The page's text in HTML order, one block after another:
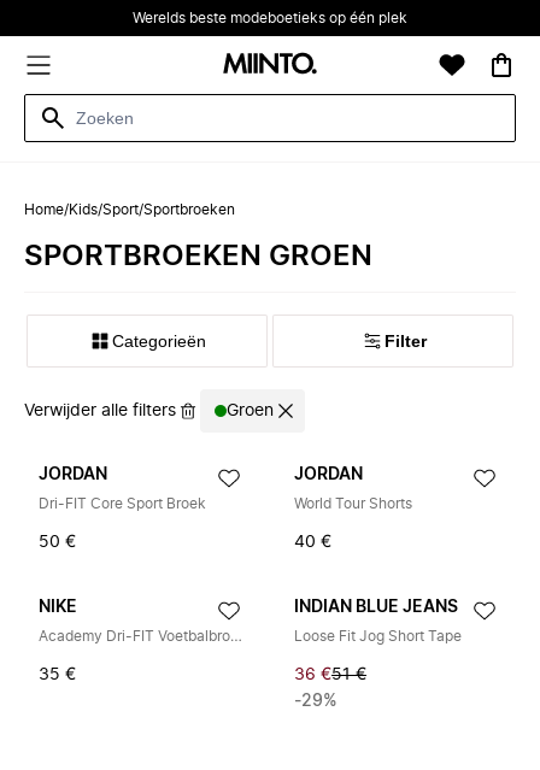
Werelds beste modeboetieks op één plek
Home/Kids/Sport/Sportbroeken
SPORTBROEKEN GROEN
Categorieën Filter
Verwijder alle filters Groen
JORDAN
Dri-FIT Core Sport Broek
50 €
JORDAN
World Tour Shorts
40 €
NIKE
Academy Dri-FIT Voetbalbroekjes
35 €
INDIAN BLUE JEANS
Loose Fit Jog Short Tape
36 €51 €
-29%